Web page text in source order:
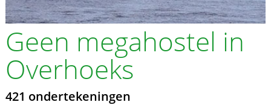
Geen megahostel in
Overhoeks
421 ondertekeningen